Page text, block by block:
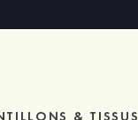
& TISSUS